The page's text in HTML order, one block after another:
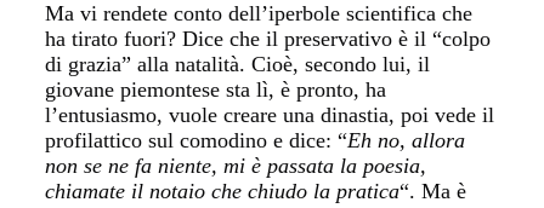
Ma vi rendete conto dell’iperbole scientifica che
ha tirato fuori? Dice che il preservativo è il “colpo
di grazia” alla natalità. Cioè, secondo lui, il
giovane piemontese sta lì, è pronto, ha
l’entusiasmo, vuole creare una dinastia, poi vede il
profilattico sul comodino e dice: “Eh no, allora
non se ne fa niente, mi è passata la poesia,
chiamate il notaio che chiudo la pratica“. Ma è